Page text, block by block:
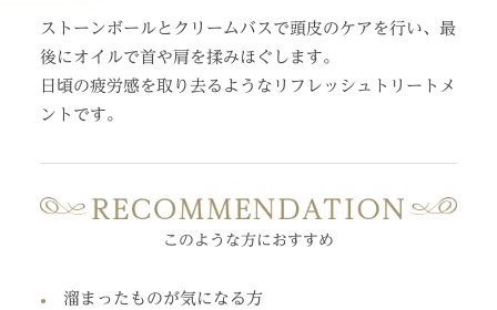
ストーンボールとクリームバスで頭皮のケアを行い、最
後にオイルで首や肩を揉みほぐします。
日頃の疲労感を取り去るようなリフレッシュトリートメ
ントです。
このような方におすすめ
溜まったものが気になる方